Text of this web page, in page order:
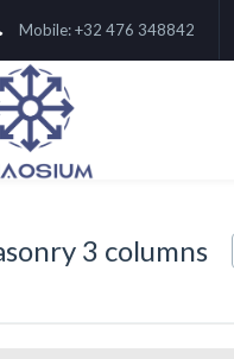
Mobile: +32 476 348842
3 columns